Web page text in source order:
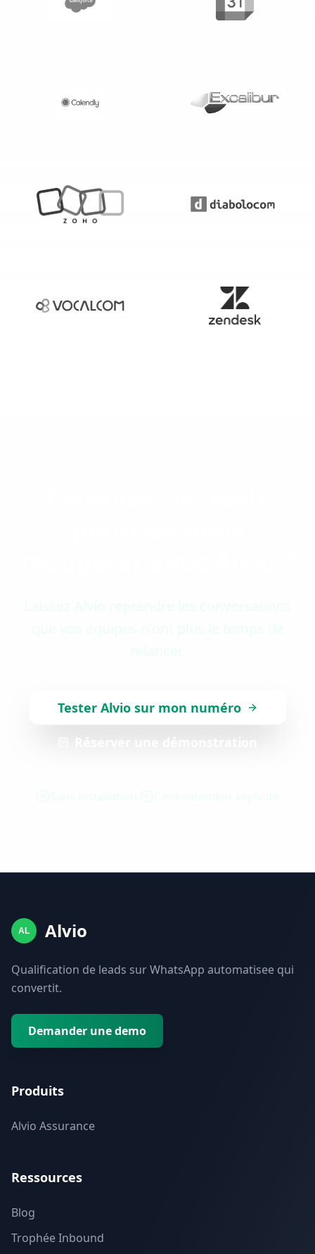
Tester Alvio sur mon numéro
AL Alvio
Qualification de leads sur WhatsApp automatisee qui
convertit.
Demander une demo
Produits
Alvio Assurance
Ressources
Blog
Trophée Inbound